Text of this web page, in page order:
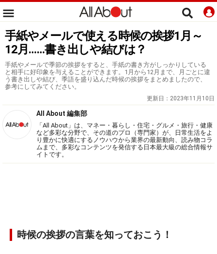
手紙やメールで使える時候の挨拶1月～
12月……書き出しや結びは？
手紙やメールで季節の挨拶をすると、手紙の書き方がしっかりしている
と相手に好印象を与えることができます。1月から12月まで、月ごとに違
う書き出しや結び、季語を盛り込んだ時候の挨拶をまとめましたので、
参考にしてみてください。
更新日： 2023年11月10日
All About 編集部
「All About」は、マネー・暮らし・住宅・グルメ・旅行・健康
など多彩な分野で、その道のプロ（専門家）が、日常生活をよ
り豊かに快適にするノウハウから業界の最新動向、読み物コラ
ムまで、多彩なコンテンツを発信する日本最大級の総合情報サ
イトです。
時候の挨拶の言葉を知っておこう！